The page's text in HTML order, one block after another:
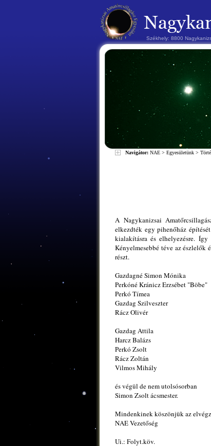
Székhely: 8800
Navigátor: NAE > Egyesületünk >
A Nagykanizsai
elkezdték egy pihenőház
kialakításra és elhelyezésre. Így
Kényelmesebbé téve az
részt.
Gazdagné Simon Mónika
Perkóné Kránicz Erzsébet "Böbe"
Perkó Tímea
Gazdag Szilveszter
Rácz Olivér
Gazdag Attila
Harcz Balázs
Perkó Zsolt
Rácz Zoltán
Vilmos Mihály
és végül de nem utolsósorban
Simon Zsolt ácsmester.
Mindenkinek köszönjük az
NAE Vezetőség
Ui.: Folyt.köv.